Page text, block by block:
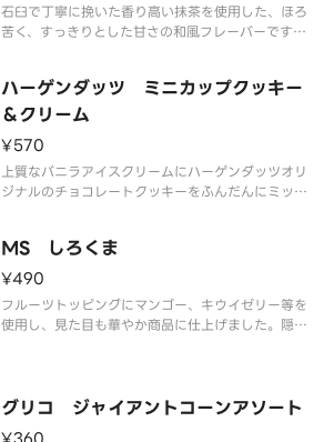
石臼で丁寧に挽いた香り高い抹茶を使用した、ほろ
苦く、すっきりとした甘さの和風フレーバーです。
※品質に配慮して配送いたしますが、商品性質上溶
解の可能性もございます。ご了承の上ご注文くださ
ハーゲンダッツ ミニカップクッキー
＆クリーム
¥570
上質なバニラアイスクリームにハーゲンダッツオリ
ジナルのチョコレートクッキーをふんだんにミック
ます。
※品質に配慮して配送いたしますが、商品性質上溶
解の可能性もございます
MS しろくま
¥490
フルーツトッピングにマンゴー、キウイゼリー等を
使用し、見た目も華やか商品に仕上げました。隠し
解の可能性もございます。ご了承の上ご注文くださ
グリコ ジャイアントコーンアソート